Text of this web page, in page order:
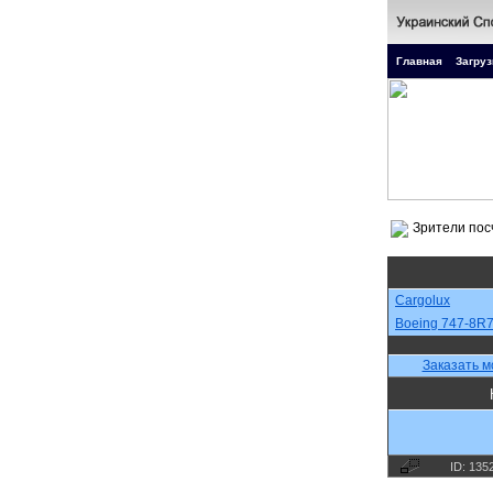
Главная
Cargolux
Boeing 747-
Заказать
ID: